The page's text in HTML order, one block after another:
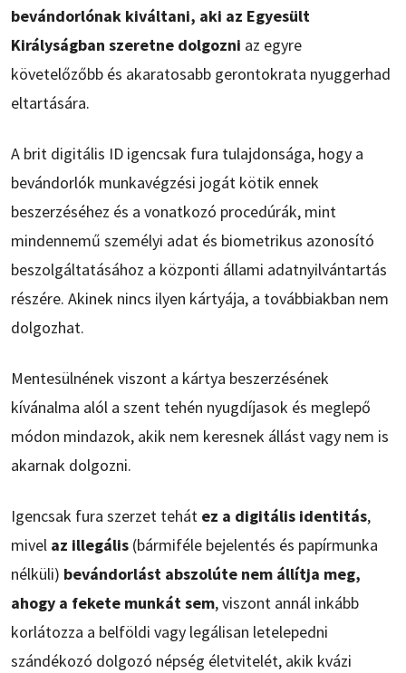
bevándorlónak kiváltani, aki az Egyesült
Királyságban szeretne dolgozni az egyre
követelőzőbb és akaratosabb gerontokrata nyuggerhad
eltartására.
A brit digitális ID igencsak fura tulajdonsága, hogy a
bevándorlók munkavégzési jogát kötik ennek
beszerzéséhez és a vonatkozó procedúrák, mint
mindennemű személyi adat és biometrikus azonosító
beszolgáltatásához a központi állami adatnyilvántartás
részére. Akinek nincs ilyen kártyája, a továbbiakban nem
dolgozhat.
Mentesülnének viszont a kártya beszerzésének
kívánalma alól a szent tehén nyugdíjasok és meglepő
módon mindazok, akik nem keresnek állást vagy nem is
akarnak dolgozni.
Igencsak fura szerzet tehát ez a digitális identitás,
mivel az illegális (bármiféle bejelentés és papírmunka
nélküli) bevándorlást abszolúte nem állítja meg,
ahogy a fekete munkát sem, viszont annál inkább
korlátozza a belföldi vagy legálisan letelepedni
szándékozó dolgozó népség életvitelét, akik kvázi